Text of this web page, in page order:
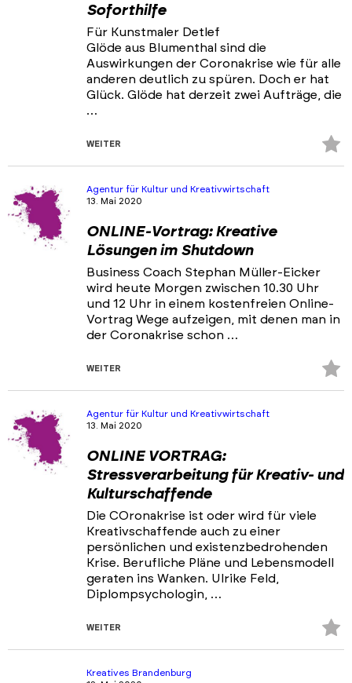
Soforthilfe
Für Kunstmaler Detlef
Glöde aus Blumenthal sind die
Auswirkungen der Coronakrise wie für alle
anderen deutlich zu spüren. Doch er hat
Glück. Glöde hat derzeit zwei Aufträge, die
…
WEITER
Agentur für Kultur und Kreativwirtschaft
13. Mai 2020
ONLINE-Vortrag: Kreative
Lösungen im Shutdown
Business Coach Stephan Müller-Eicker
wird heute Morgen zwischen 10.30 Uhr
und 12 Uhr in einem kostenfreien Online-
Vortrag Wege aufzeigen, mit denen man in
der Coronakrise schon …
WEITER
Agentur für Kultur und Kreativwirtschaft
13. Mai 2020
ONLINE VORTRAG:
Stressverarbeitung für Kreativ- und
Kulturschaffende
Die COronakrise ist oder wird für viele
Kreativschaffende auch zu einer
persönlichen und existenzbedrohenden
Krise. Berufliche Pläne und Lebensmodell
geraten ins Wanken. Ulrike Feld,
Diplompsychologin, …
WEITER
Kreatives Brandenburg